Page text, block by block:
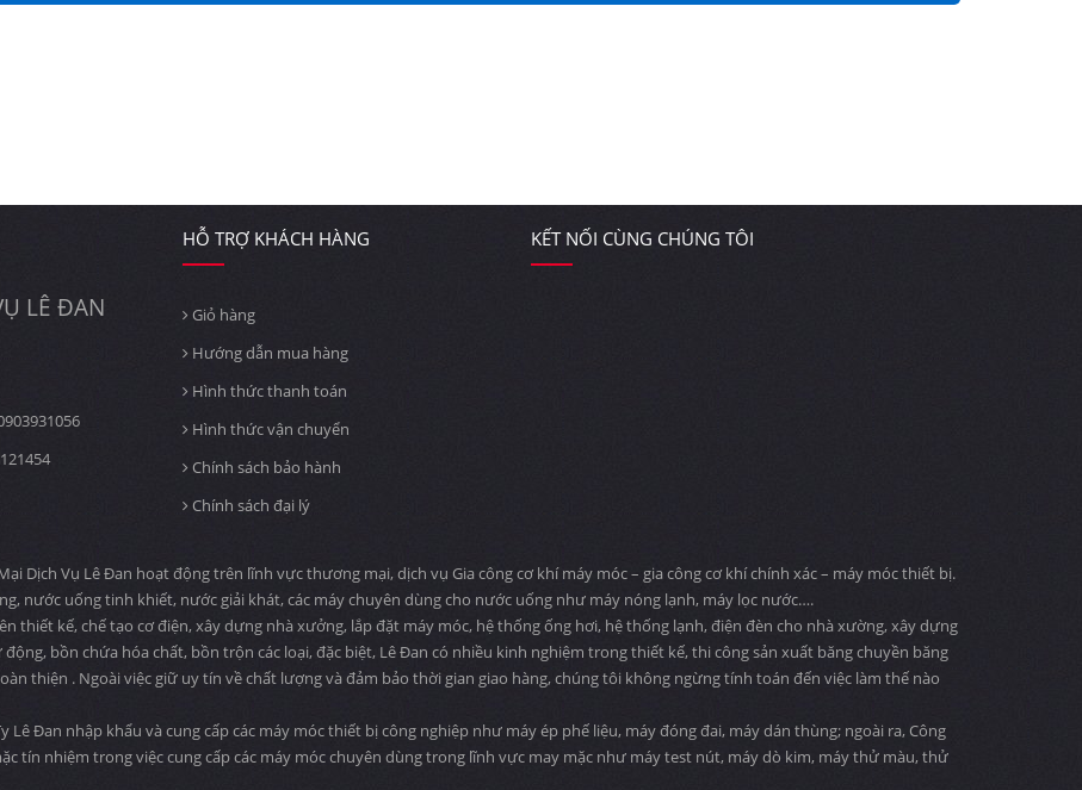
LÊ ĐAN
HỖ TRỢ KHÁCH HÀNG
Giỏ hàng
Hướng dẫn mua hàng
Hình thức thanh toán
Hình thức vận chuyển
Chính sách bảo hành
Chính sách đại lý
KẾT NỐI CÙNG CHÚNG TÔI
Dịch Vụ Lê Đan hoạt động trên lĩnh vực thương mại, dịch vụ Gia công cơ khí máy móc – gia công cơ khí chính xác – máy móc thiết bị.
nước uống tinh khiết, nước giải khát, các máy chuyên dùng cho nước uống như máy nóng lạnh, máy lọc nước….
thiết kế, chế tạo cơ điện, xây dựng nhà xưởng, lắp đặt máy móc, hệ thống ống hơi, hệ thống lạnh, điện đèn cho nhà xường, xây dựng
bồn chứa hóa chất, bồn trộn các loại, đặc biệt, Lê Đan có nhiều kinh nghiệm trong thiết kế, thi công sản xuất băng chuyền băng
thiện . Ngoài việc giữ uy tín về chất lượng và đảm bảo thời gian giao hàng, chúng tôi không ngừng tính toán đến việc làm thế nào
Đan nhập khẩu và cung cấp các máy móc thiết bị công nghiệp như máy ép phế liệu, máy đóng đai, máy dán thùng; ngoài ra, Công
tín nhiệm trong việc cung cấp các máy móc chuyên dùng trong lĩnh vực may mặc như máy test nút, máy dò kim, máy thử màu, thử